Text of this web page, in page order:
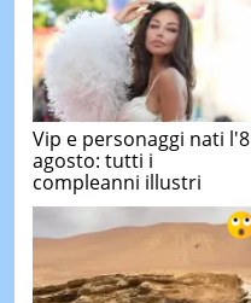
Vip e personaggi nati l'8
agosto: tutti i
compleanni illustri